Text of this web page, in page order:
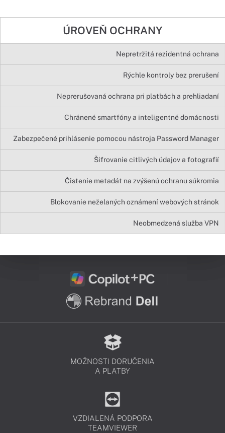
ÚROVEŇ OCHRANY
Nepretržitá rezidentná ochrana
Rýchle kontroly bez prerušení
Neprerušovaná ochrana pri platbách a prehliadaní
Chránené smartfóny a inteligentné domácnosti
Zabezpečené prihlásenie pomocou nástroja Password Manager
Šifrovanie citlivých údajov a fotografií
Čistenie metadát na zvýšenú ochranu súkromia
Blokovanie neželaných oznámení webových stránok
Neobmedzená služba VPN
MOŽNOSTI DORUČENIA
A PLATBY
VZDIALENÁ PODPORA
TEAMVIEWER